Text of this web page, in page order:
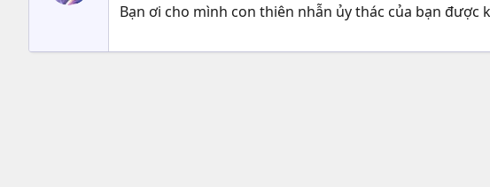
Bạn ơi cho mình con thiên nhẫn ủy thác của bạn